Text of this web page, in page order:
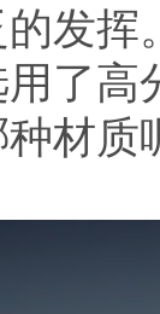
发挥
用了高
材质